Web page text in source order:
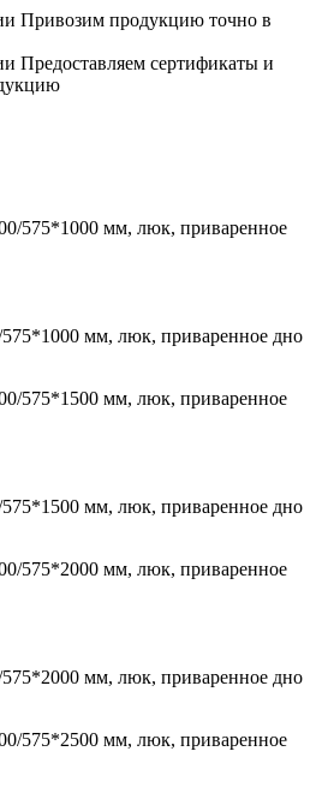
Привозим продукцию точно в
Предоставляем сертификаты и
мм, люк, приваренное дно
мм, люк, приваренное дно
мм, люк, приваренное дно